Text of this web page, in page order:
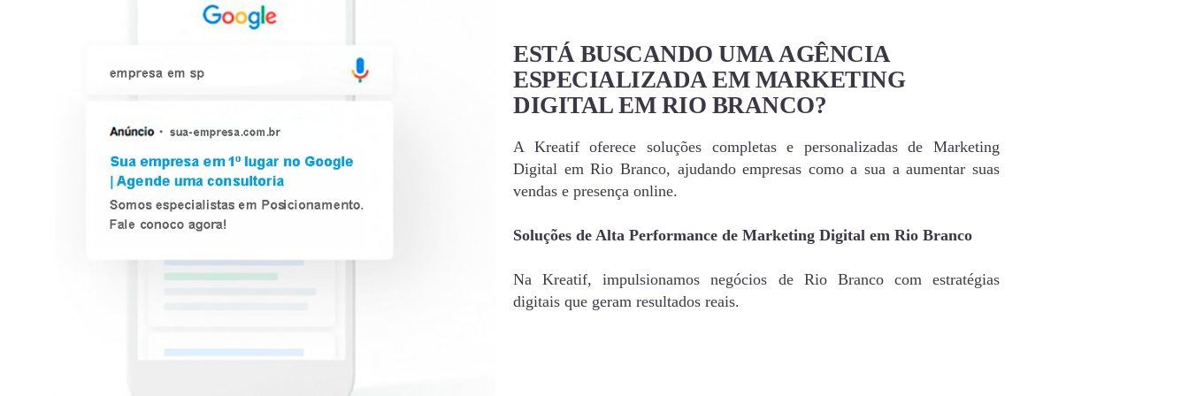
ESTÁ BUSCANDO UMA AGÊNCIA
ESPECIALIZADA EM MARKETING
DIGITAL EM RIO BRANCO?
A Kreatif oferece soluções completas e personalizadas de Marketing
Digital em Rio Branco, ajudando empresas como a sua a aumentar suas
vendas e presença online.
Soluções de Alta Performance de Marketing Digital em Rio Branco
Na Kreatif, impulsionamos negócios de Rio Branco com estratégias
digitais que geram resultados reais.